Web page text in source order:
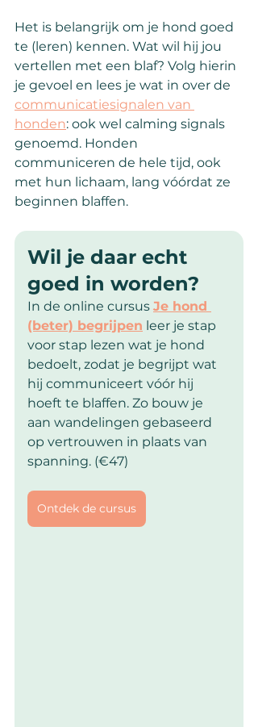
Het is belangrijk om je hond goed
te (leren) kennen. Wat wil hij jou
vertellen met een blaf? Volg hierin
je gevoel en lees je wat in over de
communicatiesignalen van
honden: ook wel calming signals
genoemd. Honden
communiceren de hele tijd, ook
met hun lichaam, lang vóórdat ze
beginnen blaffen.
Wil je daar echt
goed in worden?
In de online cursus Je hond
(beter) begrijpen leer je stap
voor stap lezen wat je hond
bedoelt, zodat je begrijpt wat
hij communiceert vóór hij
hoeft te blaffen. Zo bouw je
aan wandelingen gebaseerd
op vertrouwen in plaats van
spanning. (€47)
Ontdek de cursus